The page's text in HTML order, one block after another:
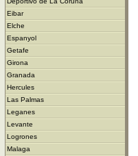
Eibar
Elche
Espanyol
Getafe
Girona
Granada
Hercules
Las Palmas
Leganes
Levante
Logrones
Malaga